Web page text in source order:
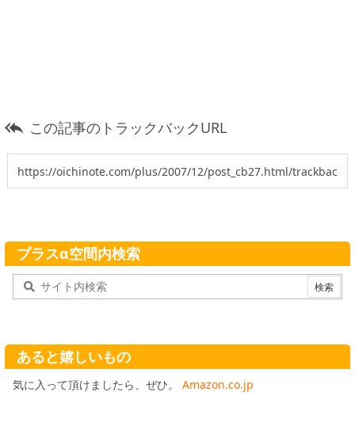
 この記事のトラックバックURL
プラスα空間内検索
あると嬉しいもの
気に入って頂けましたら、ぜひ。 Amazon.co.jp